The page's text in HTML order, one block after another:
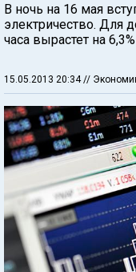
В ночь на 16 мая
электричество. Для
часа вырастет на
15.05.2013 20:34 //